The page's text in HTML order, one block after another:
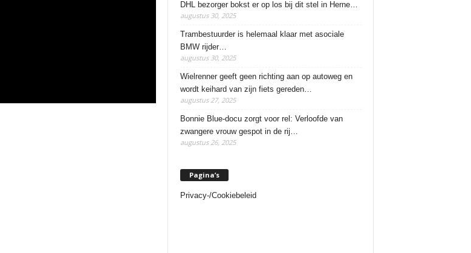
DHL bezorger bokst er op los bij dit stel in Herne…
augustus 30, 2025
Trambestuurder is helemaal klaar met asociale
BMW rijder…
augustus 30, 2025
Wielrenner geeft geen richting aan op autoweg en
wordt keihard van zijn fiets gereden…
augustus 27, 2025
Bonnie Blue-docu zorgt voor rel: Verloofde van
zwangere vrouw gespot in de rij…
augustus 26, 2025
Pagina’s
Privacy-/Cookiebeleid